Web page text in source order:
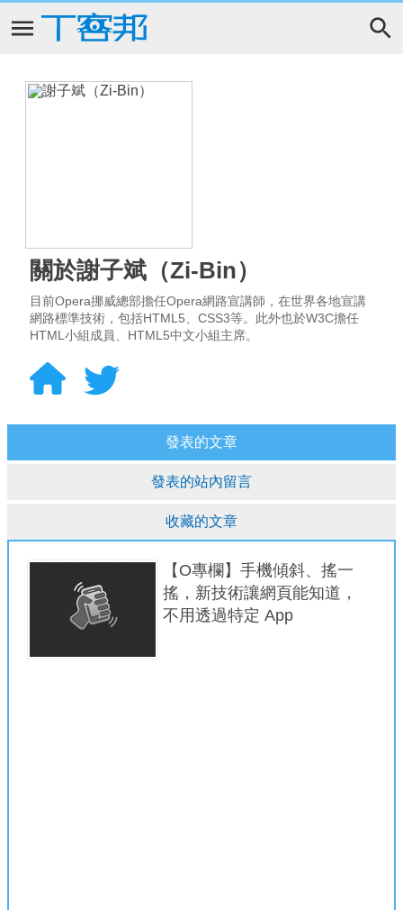
關於謝子斌（Zi-Bin）
目前Opera挪威總部擔任Opera網路宣講師，在世界各地宣講
網路標準技術，包括HTML5、CSS3等。此外也於W3C擔任
HTML小組成員、HTML5中文小組主席。
發表的文章
發表的站內留言
收藏的文章
【O專欄】手機傾斜、搖一
搖，新技術讓網頁能知道，
不用透過特定 App